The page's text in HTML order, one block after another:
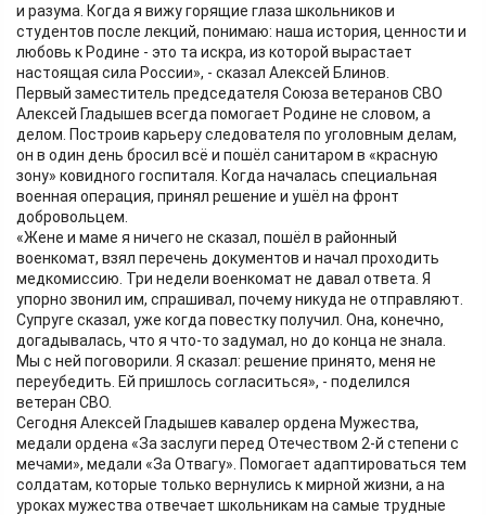
и разума. Когда я вижу горящие глаза школьников и
студентов после лекций, понимаю: наша история, ценности и
любовь к Родине - это та искра, из которой вырастает
настоящая сила России», - сказал Алексей Блинов.
Первый заместитель председателя Союза ветеранов СВО
Алексей Гладышев всегда помогает Родине не словом, а
делом. Построив карьеру следователя по уголовным делам,
он в один день бросил всё и пошёл санитаром в «красную
зону» ковидного госпиталя. Когда началась специальная
военная операция, принял решение и ушёл на фронт
добровольцем.
«Жене и маме я ничего не сказал, пошёл в районный
военкомат, взял перечень документов и начал проходить
медкомиссию. Три недели военкомат не давал ответа. Я
упорно звонил им, спрашивал, почему никуда не отправляют.
Супруге сказал, уже когда повестку получил. Она, конечно,
догадывалась, что я что-то задумал, но до конца не знала.
Мы с ней поговорили. Я сказал: решение принято, меня не
переубедить. Ей пришлось согласиться», - поделился
ветеран СВО.
Сегодня Алексей Гладышев кавалер ордена Мужества,
медали ордена «За заслуги перед Отечеством 2-й степени с
мечами», медали «За Отвагу». Помогает адаптироваться тем
солдатам, которые только вернулись к мирной жизни, а на
уроках мужества отвечает школьникам на самые трудные